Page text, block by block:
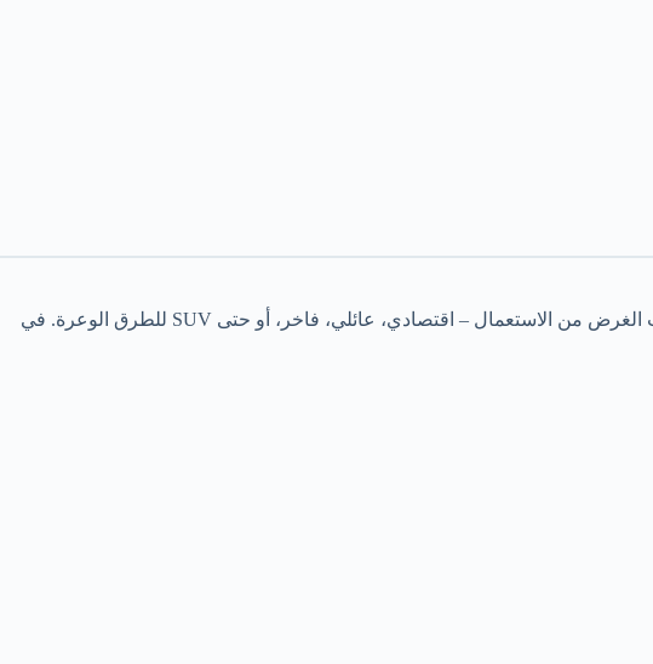
، من الضروري استعراض أنواع السيارات المتاحة، حيث تختلف الخيارات بحسب الغرض من الاستعمال – اقتصادي، عائلي، فاخر، أو حتى SUV للطرق الوعرة. في